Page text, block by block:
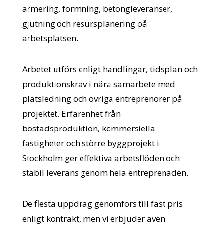
armering, formning, betongleveranser,
gjutning och resursplanering på
arbetsplatsen.
Arbetet utförs enligt handlingar, tidsplan och
produktionskrav i nära samarbete med
platsledning och övriga entreprenörer på
projektet. Erfarenhet från
bostadsproduktion, kommersiella
fastigheter och större byggprojekt i
Stockholm ger effektiva arbetsflöden och
stabil leverans genom hela entreprenaden.
De flesta uppdrag genomförs till fast pris
enligt kontrakt, men vi erbjuder även